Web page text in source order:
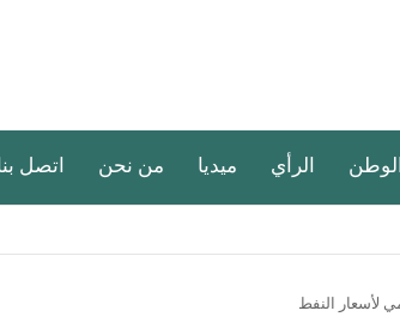
الرأي ميديا من نحن اتصل
لأسعار النفط